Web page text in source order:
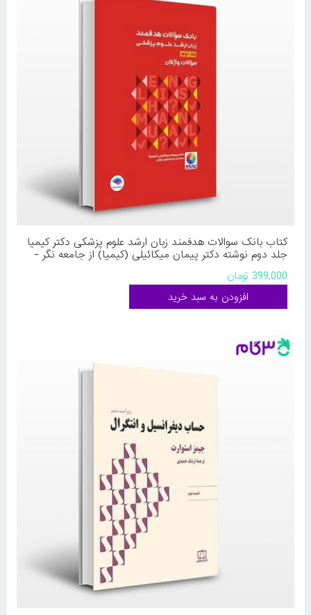
کتاب بانک سوالات هدفمند زبان ارشد علوم پزشکی دکتر کیمیا
جلد دوم نوشته دکتر پیمان میکائیلی (کیمیا) از جامعه نگر -
سالمی
399,000 تومان